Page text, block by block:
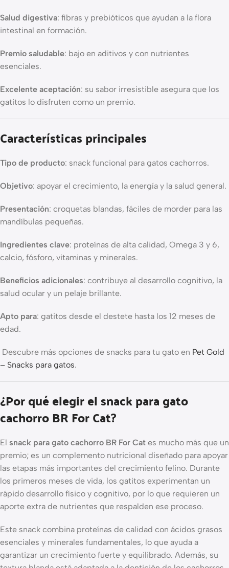
Salud digestiva: fibras y prebióticos que ayudan a la flora
intestinal en formación.
Premio saludable: bajo en aditivos y con nutrientes
esenciales.
Excelente aceptación: su sabor irresistible asegura que los
gatitos lo disfruten como un premio.
Características principales
Tipo de producto: snack funcional para gatos cachorros.
Objetivo: apoyar el crecimiento, la energía y la salud general.
Presentación: croquetas blandas, fáciles de morder para las
mandíbulas pequeñas.
Ingredientes clave: proteínas de alta calidad, Omega 3 y 6,
calcio, fósforo, vitaminas y minerales.
Beneficios adicionales: contribuye al desarrollo cognitivo, la
salud ocular y un pelaje brillante.
Apto para: gatitos desde el destete hasta los 12 meses de
edad.
Descubre más opciones de snacks para tu gato en Pet Gold
– Snacks para gatos.
¿Por qué elegir el snack para gato
cachorro BR For Cat?
El snack para gato cachorro BR For Cat es mucho más que un
premio; es un complemento nutricional diseñado para apoyar
las etapas más importantes del crecimiento felino. Durante
los primeros meses de vida, los gatitos experimentan un
rápido desarrollo físico y cognitivo, por lo que requieren un
aporte extra de nutrientes que respalden ese proceso.
Este snack combina proteínas de calidad con ácidos grasos
esenciales y minerales fundamentales, lo que ayuda a
garantizar un crecimiento fuerte y equilibrado. Además, su